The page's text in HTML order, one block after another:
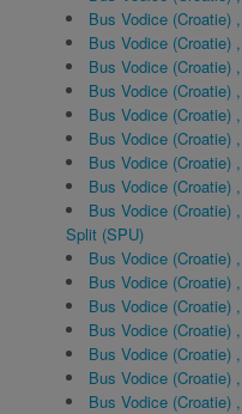
Bus Vodice
Bus Vodice
Bus Vodice
Bus Vodice
Bus Vodice
Bus Vodice
Bus Vodice
Bus Vodice
Bus Vodice
Split (SPU)
Bus Vodice
Bus Vodice
Bus Vodice
Bus Vodice
Bus Vodice
Bus Vodice
Bus Vodice